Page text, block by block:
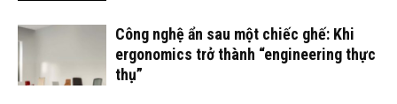
Công nghệ ẩn sau một chiếc ghế: Khi
ergonomics trở thành “engineering thực
thụ”